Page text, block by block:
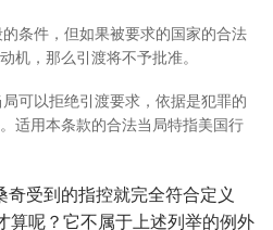
条件，但如果被要求的国家的合法
机，那么引渡将不予批准。
可以拒绝引渡要求，依据是犯罪的
适用本条款的合法当局特指美国行
奇受到的指控就完全符合定义
呢？它不属于上述列举的例外